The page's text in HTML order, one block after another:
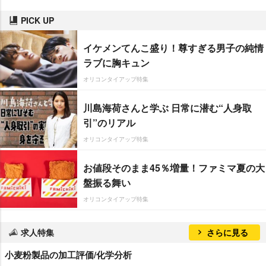
PICK UP
イケメンてんこ盛り！尊すぎる男子の純情
ラブに胸キュン
オリコンタイアップ特集
川島海荷さんと学ぶ 日常に潜む“人身取
引”のリアル
オリコンタイアップ特集
お値段そのまま45％増量！ファミマ夏の大
盤振る舞い
オリコンタイアップ特集
求人特集 さらに見る
小麦粉製品の加工評価/化学分析